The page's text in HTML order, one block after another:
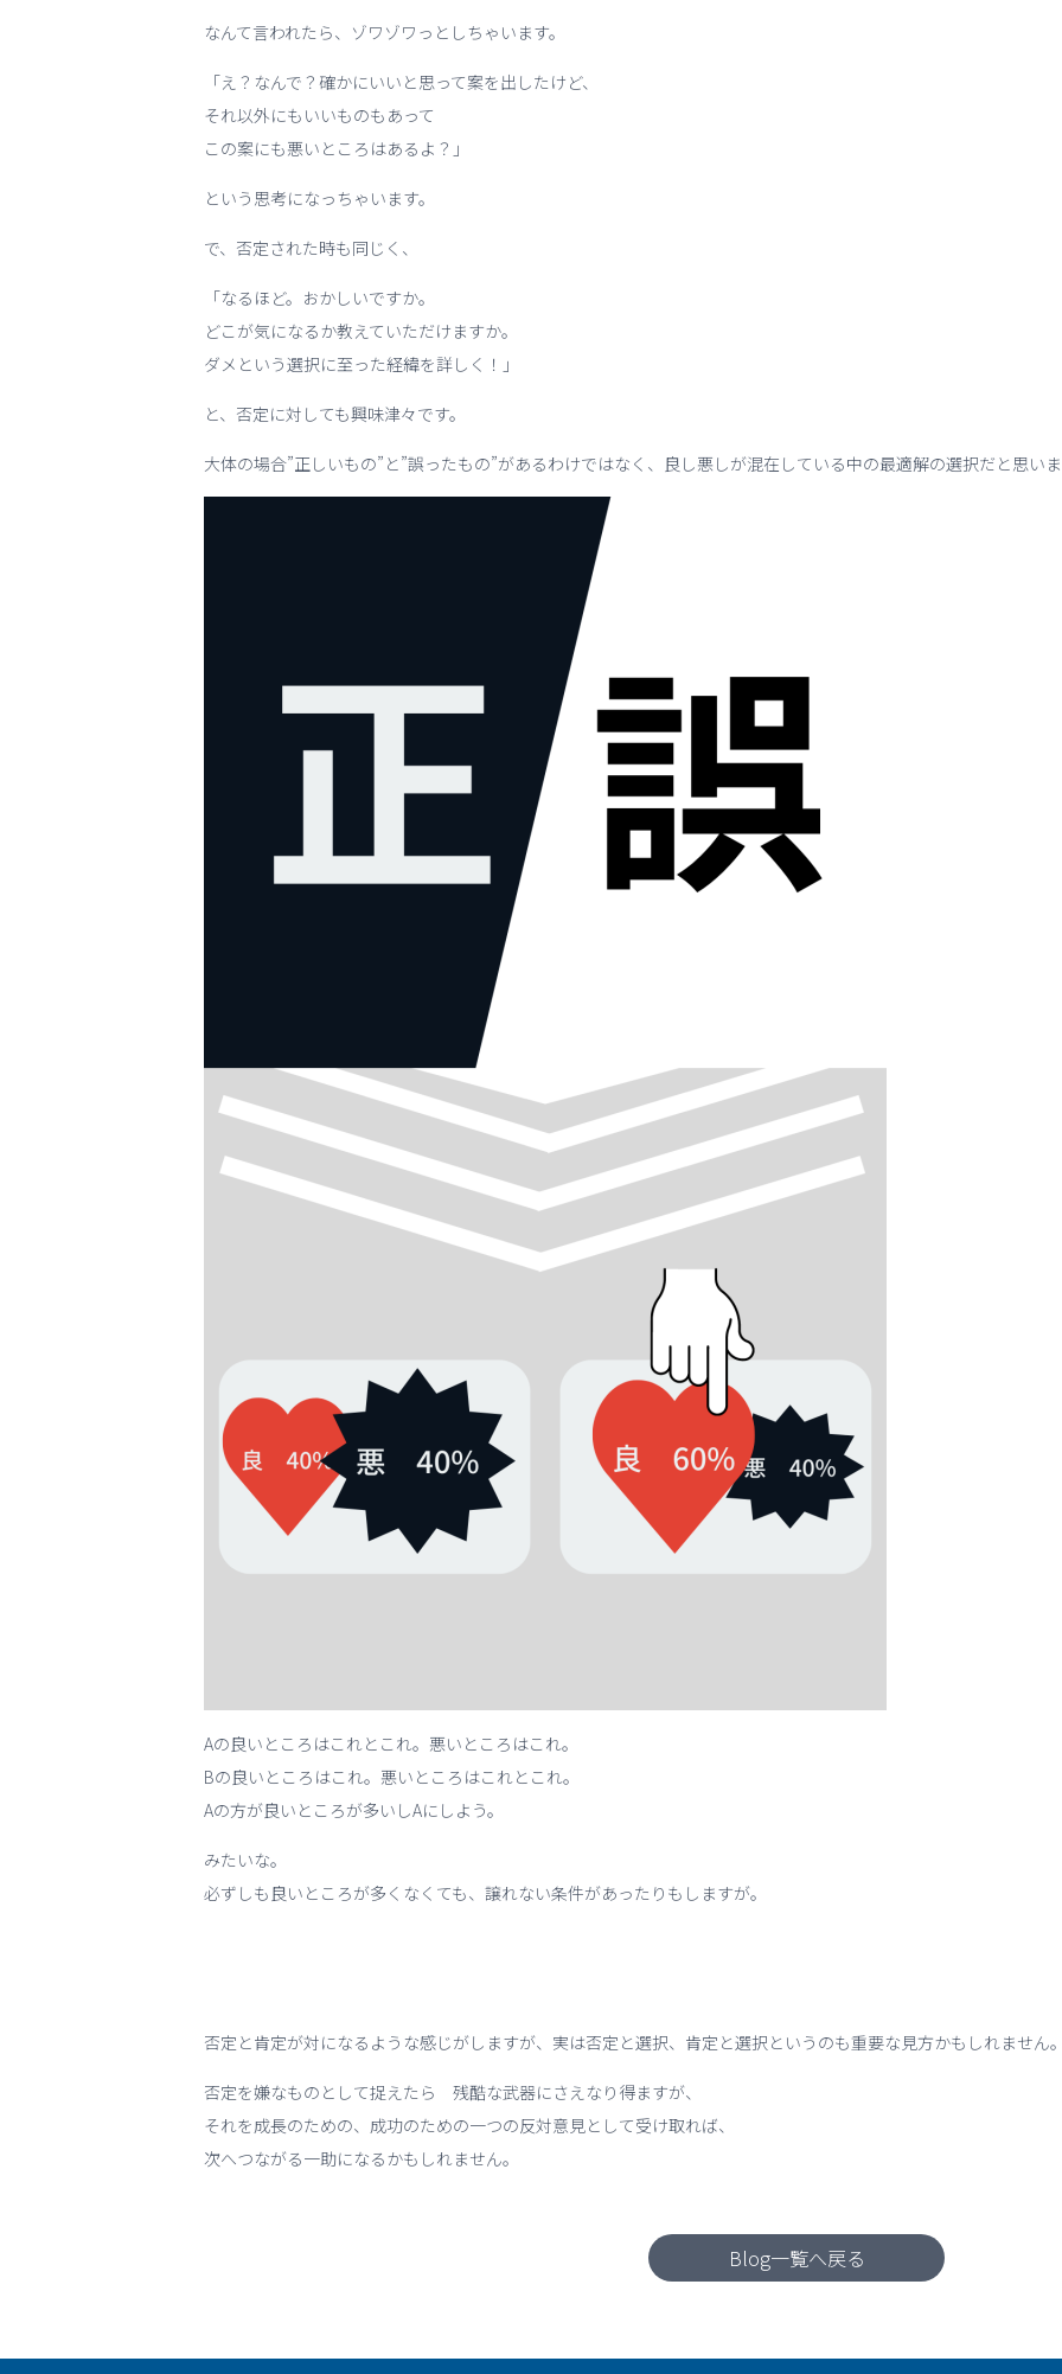
なんて言われたら、ゾワゾワっとしちゃいます。
「え？なんで？確かにいいと思って案を出したけど、
それ以外にもいいものもあって
この案にも悪いところはあるよ？」
という思考になっちゃいます。
で、否定された時も同じく、
「なるほど。おかしいですか。
どこが気になるか教えていただけますか。
ダメという選択に至った経緯を詳しく！」
と、否定に対しても興味津々です。
大体の場合”正しいもの”と”誤ったもの”があるわけではなく、良し悪しが混在している中の最適解の選択だと思い
Aの良いところはこれとこれ。悪いところはこれ。
Bの良いところはこれ。悪いところはこれとこれ。
Aの方が良いところが多いしAにしよう。
みたいな。
必ずしも良いところが多くなくても、譲れない条件があったりもしますが。
否定と肯定が対になるような感じがしますが、実は否定と選択、肯定と選択というのも重要な見方かもしれません
否定を嫌なものとして捉えたら 残酷な武器にさえなり得ますが、
それを成長のための、成功のための一つの反対意見として受け取れば、
次へつながる一助になるかもしれません。
Blog一覧へ戻る